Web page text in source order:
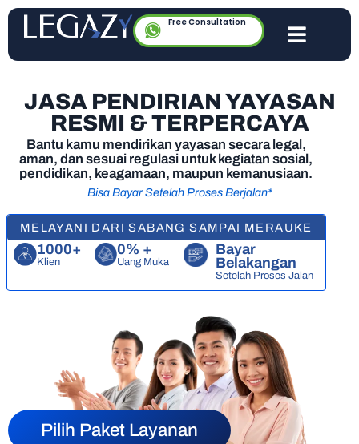
Free Consultation
JASA PENDIRIAN YAYASAN
RESMI & TERPERCAYA
Bantu kamu mendirikan yayasan secara legal,
aman, dan sesuai regulasi untuk kegiatan sosial,
pendidikan, keagamaan, maupun kemanusiaan.
Bisa Bayar Setelah Proses Berjalan*
MELAYANI DARI SABANG SAMPAI MERAUKE
1000+
Klien
0% +
Uang Muka
Bayar
Belakangan
Setelah Proses Jalan
Pilih Paket Layanan